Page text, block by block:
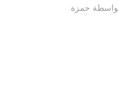
حمزة